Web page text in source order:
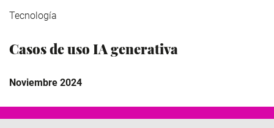
Tecnología
Casos de uso IA generativa
Noviembre 2024